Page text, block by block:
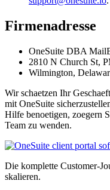
Firmenadresse
OneSuite DBA
2810 N Church St,
Wilmington,
Wir schaetzen Ihr
mit OneSuite
Hilfe benoetigen, zoegern
Team zu wenden.
Die komplette Customer-
skalieren.